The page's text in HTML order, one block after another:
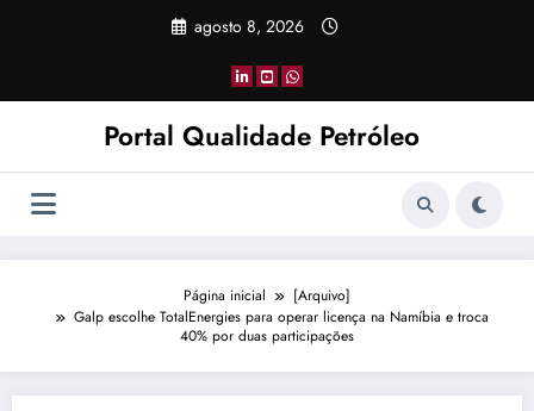
agosto 8, 2026
Portal Qualidade Petróleo
Página inicial
[Arquivo]
Galp escolhe TotalEnergies para operar licença na Namíbia e troca
40% por duas participações